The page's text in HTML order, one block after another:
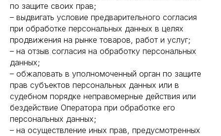
по защите своих прав;
– выдвигать условие предварительного согласия
при обработке персональных данных в целях
продвижения на рынке товаров, работ и услуг;
– на отзыв согласия на обработку персональных
данных;
– обжаловать в уполномоченный орган по защите
прав субъектов персональных данных или в
судебном порядке неправомерные действия или
бездействие Оператора при обработке его
персональных данных;
– на осуществление иных прав, предусмотренных